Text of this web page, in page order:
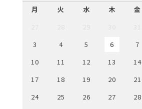
月 火 水 木 金
3
4 5 6 7
10
11 12 13 14
17
18 19 20 21
24
25 26 27 28